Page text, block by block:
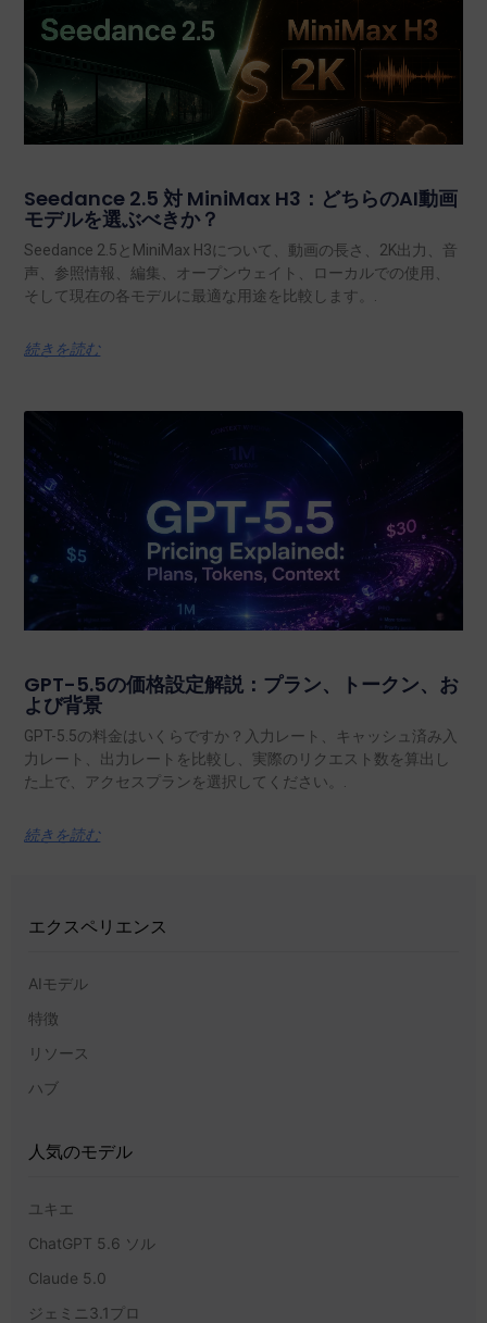
Seedance 2.5 対 MiniMax H3：どちらのAI動画
モデルを選ぶべきか？
Seedance 2.5とMiniMax H3について、動画の長さ、2K出力、音
声、参照情報、編集、オープンウェイト、ローカルでの使用、
そして現在の各モデルに最適な用途を比較します。.
続きを読む
GPT-5.5の価格設定解説：プラン、トークン、お
よび背景
GPT-5.5の料金はいくらですか？入力レート、キャッシュ済み入
力レート、出力レートを比較し、実際のリクエスト数を算出し
た上で、アクセスプランを選択してください。.
続きを読む
エクスペリエンス
AIモデル
特徴
リソース
ハブ
人気のモデル
ユキエ
ChatGPT 5.6 ソル
Claude 5.0
ジェミニ3.1プロ